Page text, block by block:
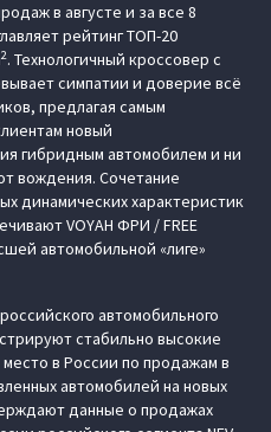
в августе и за все 8
рейтинг ТОП-20
2. Технологичный кроссовер с
симпатии и доверие всё
предлагая самым
новый
гибридным автомобилем и ни
вождения. Сочетание
динамических характеристик
VOYAH ФРИ / FREE
автомобильной «лиге»
автомобильного
стабильно высокие
в России по продажам в
автомобилей на новых
данные о продажах